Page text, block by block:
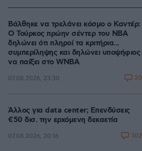
Βάλθηκε να τρελάνει κόσμο ο Καντέρ:
Ο Τούρκος πρώην σέντερ του NBA
δηλώνει ότι πληροί τα κριτήρια...
συμπερίληψης και δηλώνει υποψήφιος
να παίξει στο WNBA
07.08.2026, 23:30 20
Άλλος για data center; Επενδύσεις
€50 δισ. την ερχόμενη δεκαετία
07.08.2026, 20:16 302